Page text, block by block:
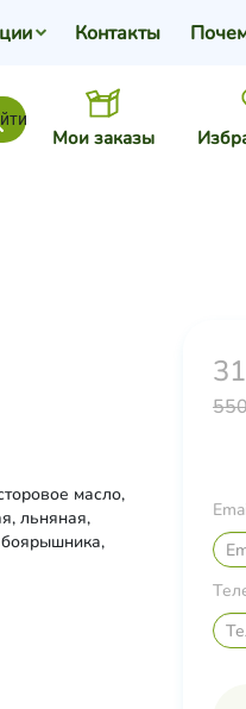
Мои заказы
Контакты
масло,
льняная,
кожа"